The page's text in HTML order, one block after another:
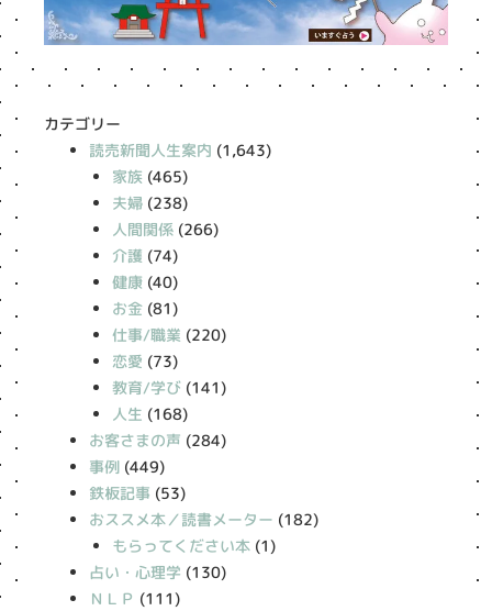
カテゴリー
読売新聞人生案内 (1,643)
家族(465)
夫婦(238)
人間関係(266)
介護 (74)
健康(40)
お金(81)
仕事/職業 (220)
恋愛 (73)
教育/学び(141)
人生 (168)
お客さまの声 (284)
事例 (449)
鉄板記事 (53)
おススメ本／読書メーター (182)
もらってください本(1)
占い・心理学 (130)
ＮＬＰ (111)